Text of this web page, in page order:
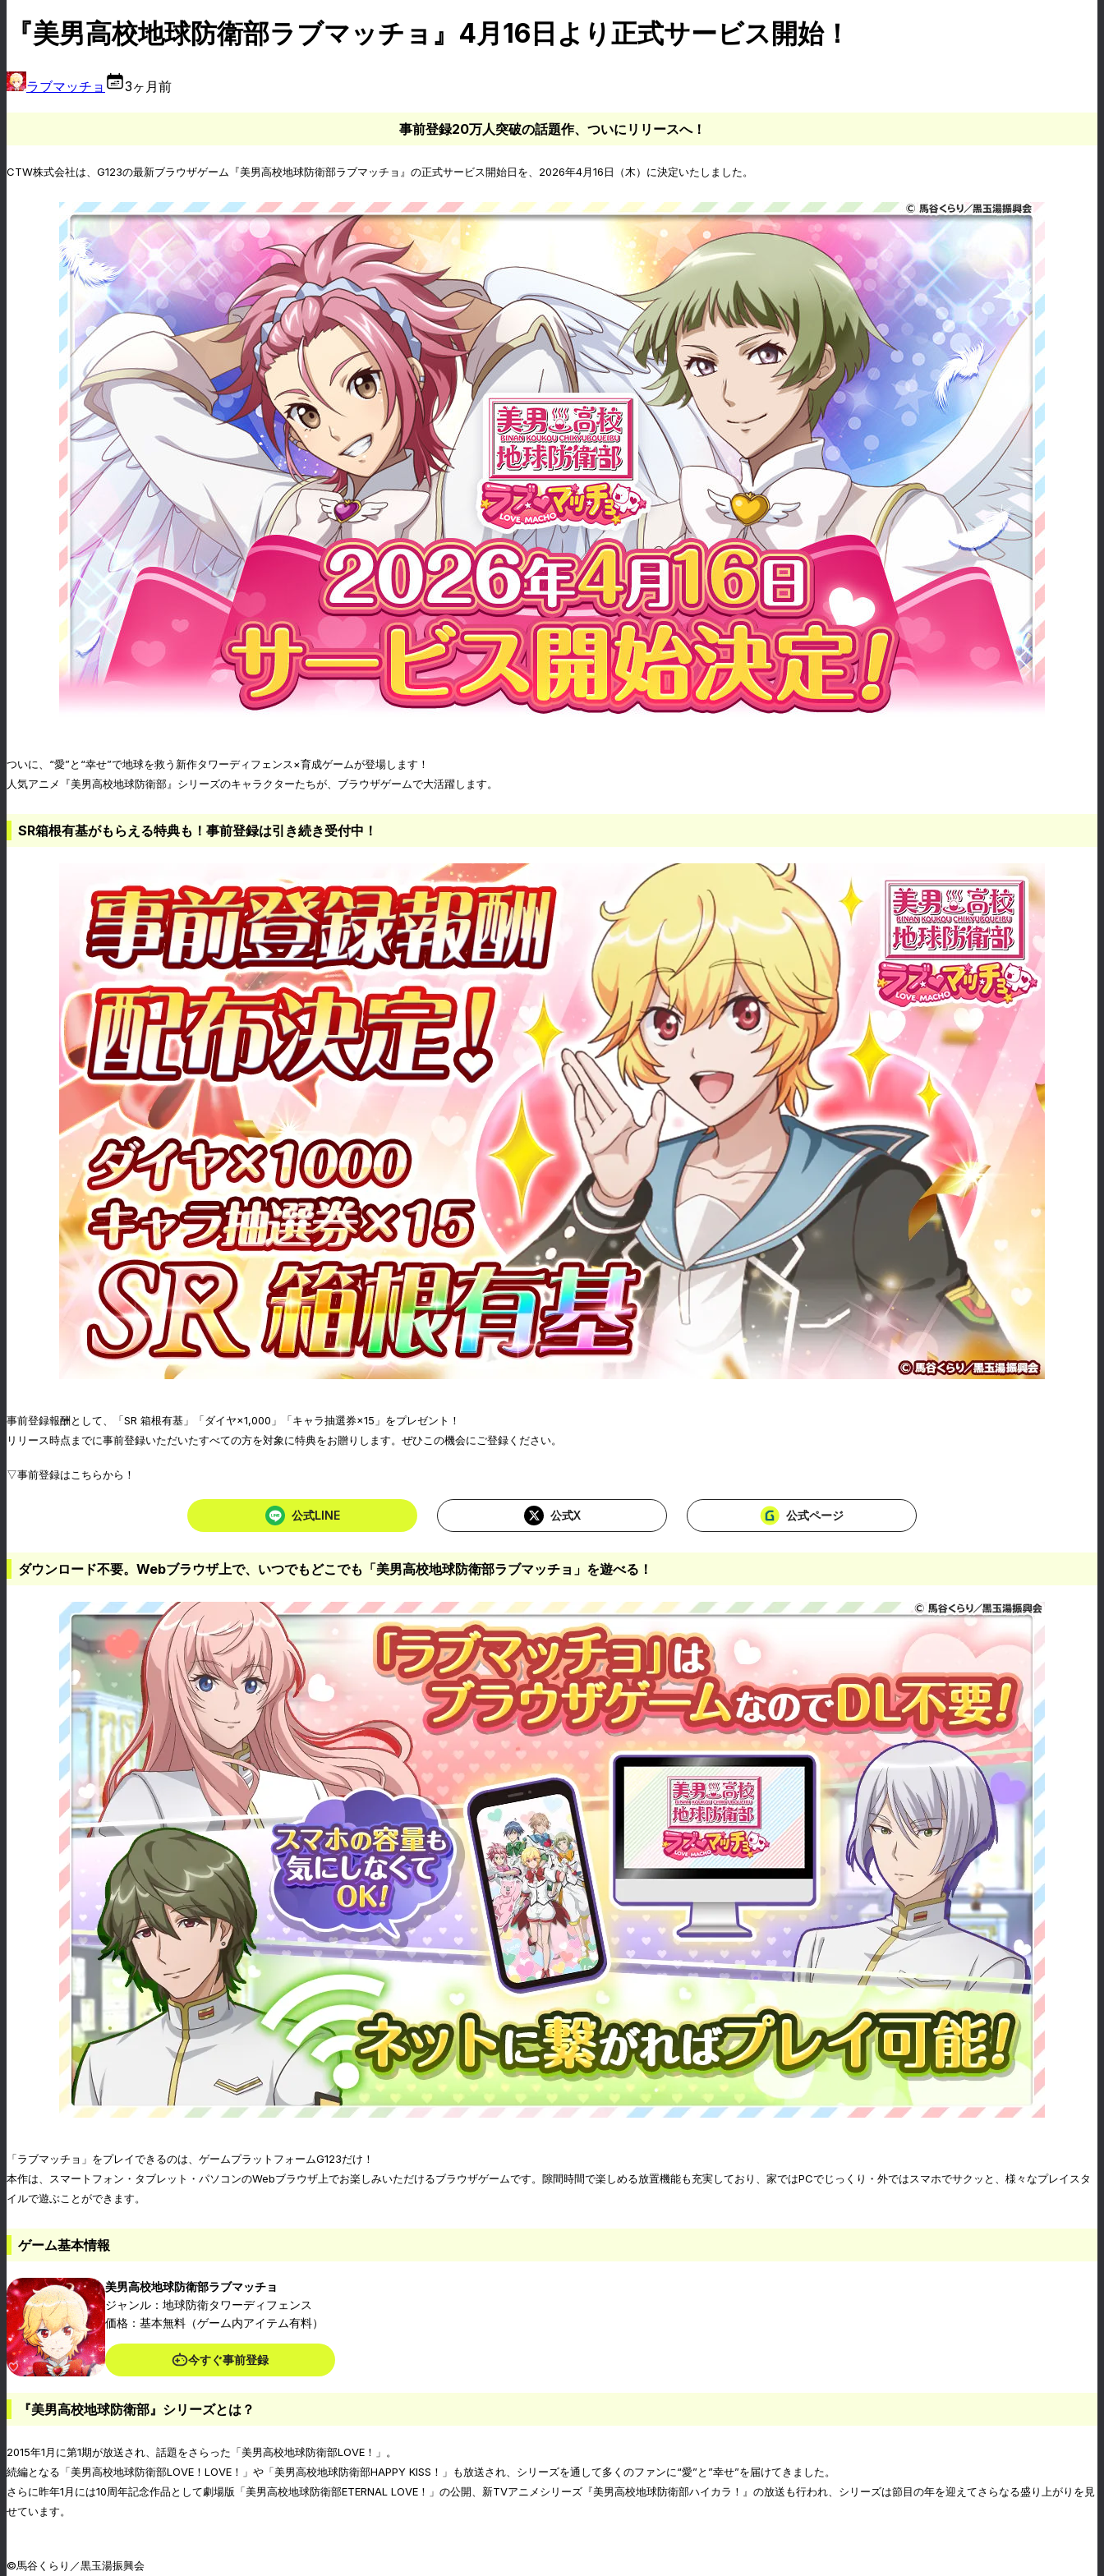
『美男高校地球防衛部ラブマッチョ』4月16日より正式サービス開始！
ラブマッチョ 3ヶ月前
事前登録20万人突破の話題作、ついにリリースへ！
CTW株式会社は、G123の最新ブラウザゲーム『美男高校地球防衛部ラブマッチョ』の正式サービス開始日を、2026年4月16日（木）に決定いたしました。
ついに、“愛”と“幸せ”で地球を救う新作タワーディフェンス×育成ゲームが登場します！
人気アニメ『美男高校地球防衛部』シリーズのキャラクターたちが、ブラウザゲームで大活躍します。
SR箱根有基がもらえる特典も！事前登録は引き続き受付中！
事前登録報酬として、「SR 箱根有基」「ダイヤ×1,000」「キャラ抽選券×15」をプレゼント！
リリース時点までに事前登録いただいたすべての方を対象に特典をお贈りします。ぜひこの機会にご登録ください。
▽事前登録はこちらから！
公式LINE 公式X 公式ページ
ダウンロード不要。Webブラウザ上で、いつでもどこでも「美男高校地球防衛部ラブマッチョ」を遊べる！
「ラブマッチョ」をプレイできるのは、ゲームプラットフォームG123だけ！
本作は、スマートフォン・タブレット・パソコンのWebブラウザ上でお楽しみいただけるブラウザゲームです。隙間時間で楽しめる放置機能も充実しており、家ではPCでじっくり・外ではスマホでサクッと、様々なプレイスタ
イルで遊ぶことができます。
ゲーム基本情報
美男高校地球防衛部ラブマッチョ
ジャンル：地球防衛タワーディフェンス
価格：基本無料（ゲーム内アイテム有料）
今すぐ事前登録
『美男高校地球防衛部』シリーズとは？
2015年1月に第1期が放送され、話題をさらった「美男高校地球防衛部LOVE！」。
続編となる「美男高校地球防衛部LOVE！LOVE！」や「美男高校地球防衛部HAPPY KISS！」も放送され、シリーズを通して多くのファンに“愛”と”幸せ”を届けてきました。
さらに昨年1月には10周年記念作品として劇場版「美男高校地球防衛部ETERNAL LOVE！」の公開、新TVアニメシリーズ『美男高校地球防衛部ハイカラ！』の放送も行われ、シリーズは節目の年を迎えてさらなる盛り上がりを見
せています。
©馬谷くらり／黒玉湯振興会